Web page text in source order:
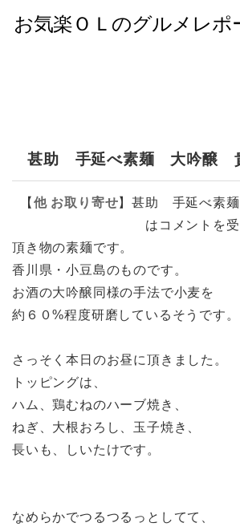
甚助 手延べ素麺 大吟醸
【 他 お取り寄せ】甚助 手延べ素
は コメントを
頂き物の素麺です。
香川県・小豆島のものです。
お酒の大吟醸同様の手法で小麦を
約６０%程度研磨しているそうです。
さっそく本日のお昼に頂きました。
トッピングは、
ハム、鶏むねのハーブ焼き、
ねぎ、大根おろし、玉子焼き、
長いも、しいたけです。
なめらかでつるつるっとしてて、